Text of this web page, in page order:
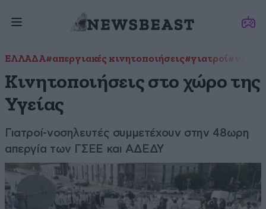
ΕΛΛΑΔΑ#απεργιακές κινητοποιήσεις#γιατροί
Κινητοποιήσεις στο χώρο της
Υγείας
Γιατροί-νοσηλευτές συμμετέχουν στην 48ωρη
απεργία των ΓΣΕΕ και ΑΔΕΔΥ